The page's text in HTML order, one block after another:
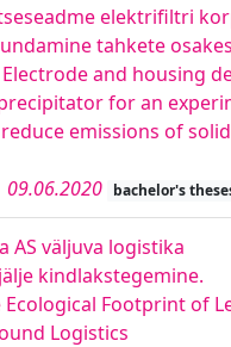
elektrifiltri
tahkete
and housing
for an
emissions of solid
09.06.2020 bachelor's
AS väljuva logistika
kindlakstegemine.
Footprint of
Logistics